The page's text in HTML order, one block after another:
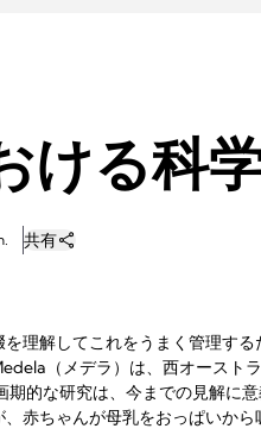
ける科
共有
理解してこれをうまく管理す
（メデラ）は、西オースト
的な研究は、今までの見解に意
赤ちゃんが母乳をおっぱいから